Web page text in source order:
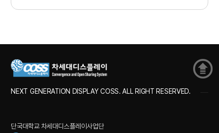
NEXT GENERATION DISPLAY COSS. ALL RIGHT RESERVED.
단국대학교 차세대디스플레이사업단